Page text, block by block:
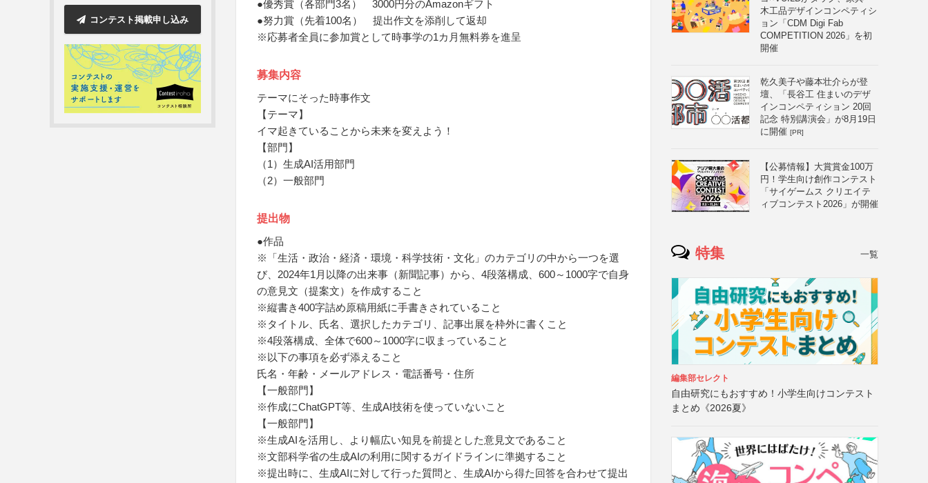
コンテスト掲載申し込み
●優秀賞（各部門3名） 3000円分のAmazonギフト
●努力賞（先着100名） 提出作文を添削して返却
※応募者全員に参加賞として時事学の1カ月無料券を進呈
募集内容
テーマにそった時事作文
【テーマ】
イマ起きていることから未来を変えよう！
【部門】
（1）生成AI活用部門
（2）一般部門
提出物
●作品
※「生活・政治・経済・環境・科学技術・文化」のカテゴリの中から一つを選
び、2024年1月以降の出来事（新聞記事）から、4段落構成、600～1000字で自身
の意見文（提案文）を作成すること
※縦書き400字詰め原稿用紙に手書きされていること
※タイトル、氏名、選択したカテゴリ、記事出展を枠外に書くこと
※4段落構成、全体で600～1000字に収まっていること
※以下の事項を必ず添えること
氏名・年齢・メールアドレス・電話番号・住所
【一般部門】
※作成にChatGPT等、生成AI技術を使っていないこと
【一般部門】
※生成AIを活用し、より幅広い知見を前提とした意見文であること
※文部科学省の生成AIの利用に関するガイドラインに準拠すること
※提出時に、生成AIに対して行った質問と、生成AIから得た回答を合わせて提出
木工品デザインコンペティシ
ョン「CDM Digi Fab
COMPETITION 2026」を初
開催
乾久美子や藤本壮介らが登
壇、「長谷工 住まいのデザ
インコンペティション 20回
記念 特別講演会」が8月19日
に開催 [PR]
【公募情報】大賞賞金100万
円！学生向け創作コンテスト
「サイゲームス クリエイテ
ィブコンテスト2026」が開催
特集 一覧
編集部セレクト
自由研究にもおすすめ！小学生向けコンテスト
まとめ《2026夏》